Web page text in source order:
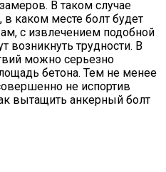
В таком случае
каком месте болт будет
с извлечением подобной
возникнуть трудности. В
можно серьезно
бетона. Тем не менее
не испортив
вытащить анкерный болт